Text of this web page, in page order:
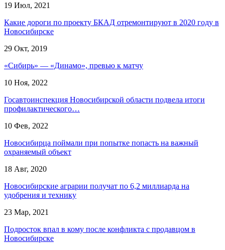
19 Июл, 2021
Какие дороги по проекту БКАД отремонтируют в 2020 году в
Новосибирске
29 Окт, 2019
«Сибирь» — «Динамо», превью к матчу
10 Ноя, 2022
Госавтоинспекция Новосибирской области подвела итоги
профилактического…
10 Фев, 2022
Новосибирца поймали при попытке попасть на важный
охраняемый объект
18 Авг, 2020
Новосибирские аграрии получат по 6,2 миллиарда на
удобрения и технику
23 Мар, 2021
Подросток впал в кому после конфликта с продавцом в
Новосибирске